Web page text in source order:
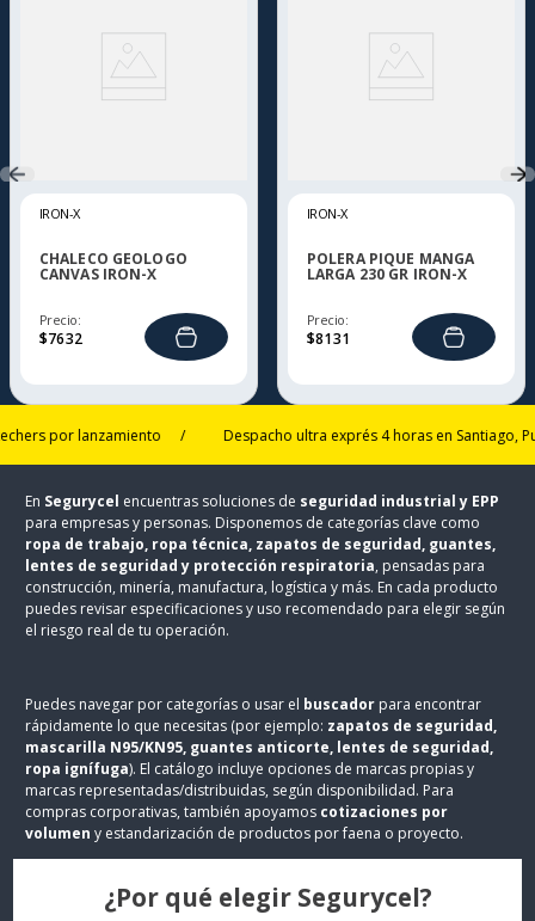
IRON-X
CHALECO GEOLOGO
CANVAS IRON-X
Precio:
$7632
IRON-X
POLERA PIQUE MANGA
LARGA 230 GR IRON-X
Precio:
$8131
por lanzamiento / Despacho ultra exprés 4 horas en Santiago, Puerto
En Segurycel encuentras soluciones de seguridad industrial y EPP
para empresas y personas. Disponemos de categorías clave como
ropa de trabajo, ropa técnica, zapatos de seguridad, guantes,
lentes de seguridad y protección respiratoria, pensadas para
construcción, minería, manufactura, logística y más. En cada producto
puedes revisar especificaciones y uso recomendado para elegir según
el riesgo real de tu operación.
Puedes navegar por categorías o usar el buscador para encontrar
rápidamente lo que necesitas (por ejemplo: zapatos de seguridad,
mascarilla N95/KN95, guantes anticorte, lentes de seguridad,
ropa ignífuga). El catálogo incluye opciones de marcas propias y
marcas representadas/distribuidas, según disponibilidad. Para
compras corporativas, también apoyamos cotizaciones por
volumen y estandarización de productos por faena o proyecto.
¿Por qué elegir Segurycel?